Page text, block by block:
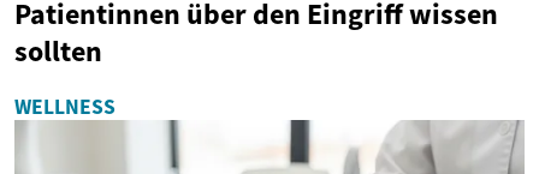
Patientinnen über den Eingriff wissen
sollten
WELLNESS